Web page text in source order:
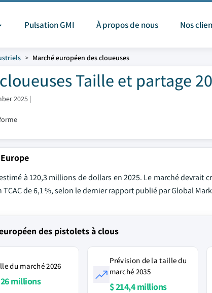
Pulsation GMI À propos de nous Nos
Marché européen des cloueuses
Taille et partage
2025 |
à 120,3 millions de dollars en 2025. Le marché devrait
de 6,1 %, selon le dernier rapport publié par Global
des pistolets à clous
du marché 2026
millions
Prévision de la taille du
marché 2035
$ 214,4 millions